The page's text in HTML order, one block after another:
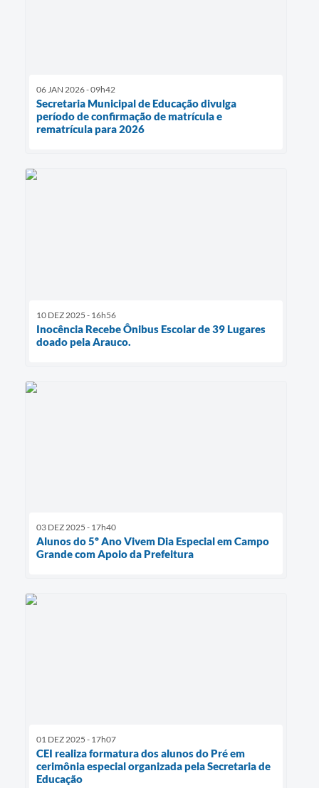
06 JAN 2026 - 09h42
Secretaria Municipal de Educação divulga
período de confirmação de matrícula e
rematrícula para 2026
10 DEZ 2025 - 16h56
Inocência Recebe Ônibus Escolar de 39 Lugares
doado pela Arauco.
03 DEZ 2025 - 17h40
Alunos do 5º Ano Vivem Dia Especial em Campo
Grande com Apoio da Prefeitura
01 DEZ 2025 - 17h07
CEI realiza formatura dos alunos do Pré em
cerimônia especial organizada pela Secretaria de
Educação